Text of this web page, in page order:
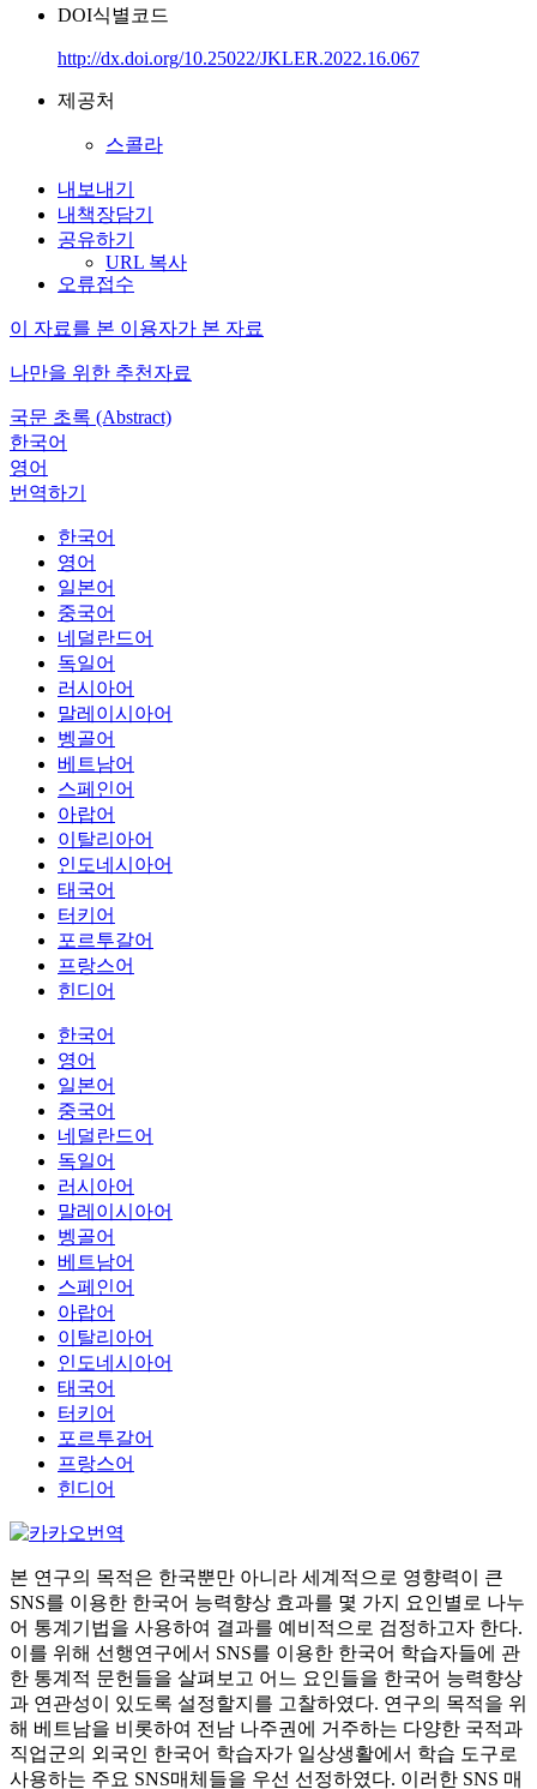
DOI식별코드
http://dx.doi.org/10.25022/JKLER.2022.16.067
제공처
스콜라
내보내기
내책장담기
공유하기
URL 복사
오류접수
이 자료를 본 이용자가 본 자료
나만을 위한 추천자료
국문 초록 (Abstract)
한국어
영어
번역하기
한국어
영어
일본어
중국어
네덜란드어
독일어
러시아어
말레이시아어
벵골어
베트남어
스페인어
아랍어
이탈리아어
인도네시아어
태국어
터키어
포르투갈어
프랑스어
힌디어
한국어
영어
일본어
중국어
네덜란드어
독일어
러시아어
말레이시아어
벵골어
베트남어
스페인어
아랍어
이탈리아어
인도네시아어
태국어
터키어
포르투갈어
프랑스어
힌디어
본 연구의 목적은 한국뿐만 아니라 세계적으로 영향력이 큰
SNS를 이용한 한국어 능력향상 효과를 몇 가지 요인별로 나누
어 통계기법을 사용하여 결과를 예비적으로 검정하고자 한다.
이를 위해 선행연구에서 SNS를 이용한 한국어 학습자들에 관
한 통계적 문헌들을 살펴보고 어느 요인들을 한국어 능력향상
과 연관성이 있도록 설정할지를 고찰하였다. 연구의 목적을 위
해 베트남을 비롯하여 전남 나주권에 거주하는 다양한 국적과
직업군의 외국인 한국어 학습자가 일상생활에서 학습 도구로
사용하는 주요 SNS매체들을 우선 선정하였다. 이러한 SNS 매